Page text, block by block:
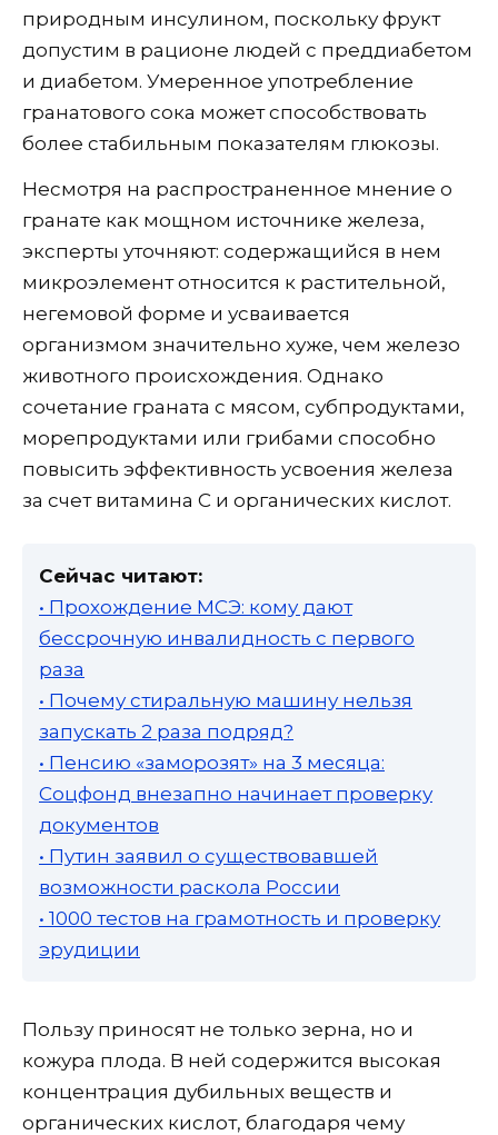
природным инсулином, поскольку фрукт
допустим в рационе людей с преддиабетом
и диабетом. Умеренное употребление
гранатового сока может способствовать
более стабильным показателям глюкозы.
Несмотря на распространенное мнение о
гранате как мощном источнике железа,
эксперты уточняют: содержащийся в нем
микроэлемент относится к растительной,
негемовой форме и усваивается
организмом значительно хуже, чем железо
животного происхождения. Однако
сочетание граната с мясом, субпродуктами,
морепродуктами или грибами способно
повысить эффективность усвоения железа
за счет витамина С и органических кислот.
Сейчас читают:
• Прохождение МСЭ: кому дают
бессрочную инвалидность с первого
раза
• Почему стиральную машину нельзя
запускать 2 раза подряд?
• Пенсию «заморозят» на 3 месяца:
Соцфонд внезапно начинает проверку
документов
• Путин заявил о существовавшей
возможности раскола России
• 1000 тестов на грамотность и проверку
эрудиции
Пользу приносят не только зерна, но и
кожура плода. В ней содержится высокая
концентрация дубильных веществ и
органических кислот, благодаря чему